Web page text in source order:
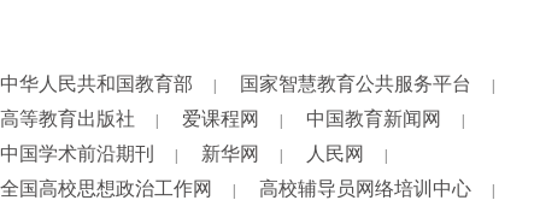
中华人民共和国教育部 国家智慧教育公共服务平台
高等教育出版社 爱课程网 中国教育新闻网
中国学术前沿期刊 新华网 人民网
全国高校思想政治工作网 高校辅导员网络培训中心